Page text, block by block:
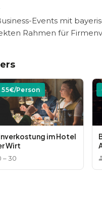
Events mit
Rahmen für
55€/Person
im Hotel
Wirt
–30